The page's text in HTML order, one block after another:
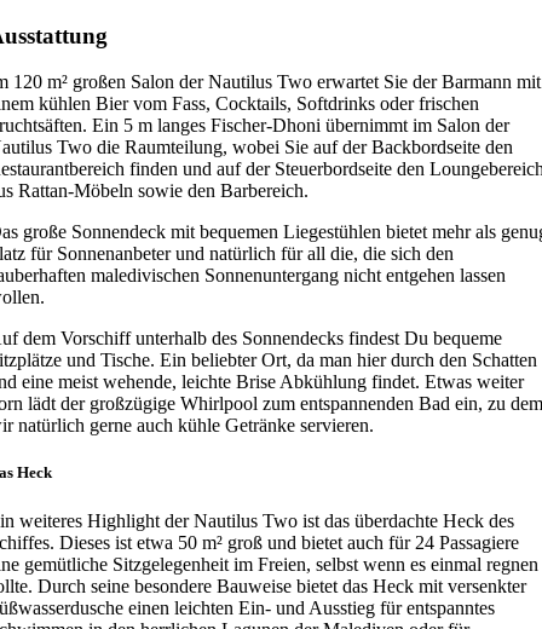
120 m² großen Salon der Nautilus Two erwartet Sie der Barmann mit
kühlen Bier vom Fass, Cocktails, Softdrinks oder frischen
Ein 5 m langes Fischer-Dhoni übernimmt im Salon der
Two die Raumteilung, wobei Sie auf der Backbordseite den
finden und auf der Steuerbordseite den
Rattan-Möbeln sowie den Barbereich.
große Sonnendeck mit bequemen Liegestühlen bietet mehr als
für Sonnenanbeter und natürlich für all die, die sich den
maledivischen Sonnenuntergang nicht entgehen lassen
dem Vorschiff unterhalb des Sonnendecks findest Du bequeme
und Tische. Ein beliebter Ort, da man hier durch den Schatten
eine meist wehende, leichte Brise Abkühlung findet. Etwas weiter
lädt der großzügige Whirlpool zum entspannenden Bad ein, zu
natürlich gerne auch kühle Getränke servieren.
Heck
weiteres Highlight der Nautilus Two ist das überdachte Heck des
Dieses ist etwa 50 m² groß und bietet auch für 24 Passagiere
gemütliche Sitzgelegenheit im Freien, selbst wenn es einmal regnen
Durch seine besondere Bauweise bietet das Heck mit versenkter
einen leichten Ein- und Ausstieg für entspanntes